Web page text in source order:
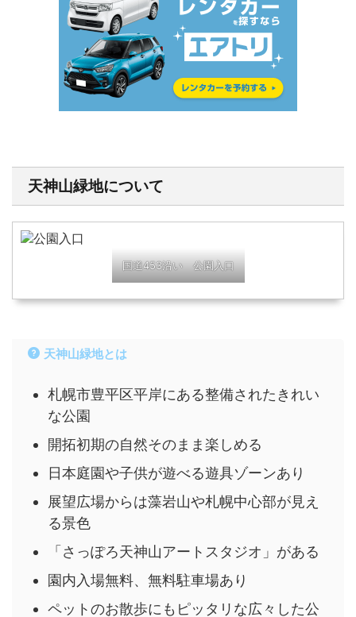
天神山緑地について
国道453沿い 公園入口
天神山緑地とは
札幌市豊平区平岸にある整備されたきれい
な公園
開拓初期の自然そのまま楽しめる
日本庭園や子供が遊べる遊具ゾーンあり
展望広場からは藻岩山や札幌中心部が見え
る景色
「さっぽろ天神山アートスタジオ」がある
園内入場無料、無料駐車場あり
ペットのお散歩にもピッタリな広々した公